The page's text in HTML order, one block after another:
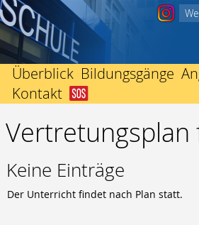
Überblick
Startseite
Schulleitung
Kollegium
Sekretariate
Förderverein
Schwerbehindertenvertretung
Bildungsgänge
Abitur
Fachhochschulreife
Fachoberschule Form
Kontakt
Ich bin in Not
Nachricht an Klassenlehrer/-in
Der Weg zu uns
Impressum
Vertretungsplan
Keine Einträge
Der Unterricht findet nach Plan statt.